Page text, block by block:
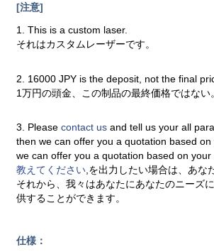
[注意]
1. This is a custom laser.
それはカスタムレーザーです。
2. 16000 JPY is the deposit, not the final
1万円の頭金、この制品の最終価格ではない
3. Pleasecontact usand tell us your all
then we can offer you a quotation based
we can offer you a quotation based on your
教えてください,を出力したい場合は、あな
それから、我々はあなたにあなたのニーズ
供することができます。
仕様：